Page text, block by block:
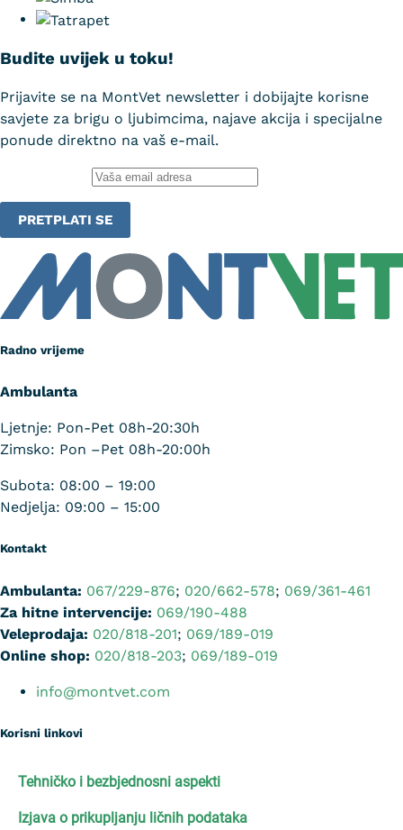
Budite uvijek u toku!
Prijavite se na MontVet newsletter i dobijajte korisne
savjete za brigu o ljubimcima, najave akcija i specijalne
ponude direktno na vaš e-mail.
Radno vrijeme
Ambulanta
Ljetnje: Pon-Pet 08h-20:30h
Zimsko: Pon –Pet 08h-20:00h
Subota: 08:00 – 19:00
Nedjelja: 09:00 – 15:00
Kontakt
Ambulanta: 067/229-876; 020/662-578; 069/361-461
Za hitne intervencije: 069/190-488
Veleprodaja: 020/818-201; 069/189-019
Online shop: 020/818-203; 069/189-019
info@montvet.com
Korisni linkovi
Tehničko i bezbjednosni aspekti
Izjava o prikupljanju ličnih podataka